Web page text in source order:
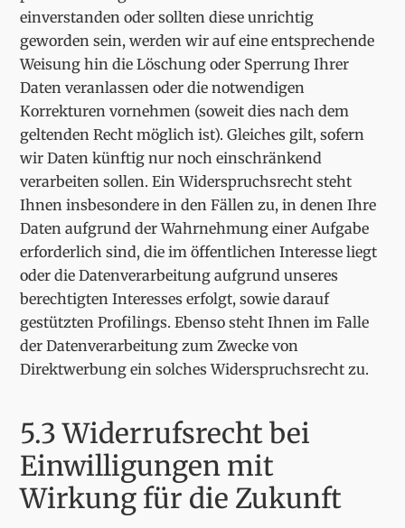
einverstanden oder sollten diese unrichtig
geworden sein, werden wir auf eine entsprechende
Weisung hin die Löschung oder Sperrung Ihrer
Daten veranlassen oder die notwendigen
Korrekturen vornehmen (soweit dies nach dem
geltenden Recht möglich ist). Gleiches gilt, sofern
wir Daten künftig nur noch einschränkend
verarbeiten sollen. Ein Widerspruchsrecht steht
Ihnen insbesondere in den Fällen zu, in denen Ihre
Daten aufgrund der Wahrnehmung einer Aufgabe
erforderlich sind, die im öffentlichen Interesse liegt
oder die Datenverarbeitung aufgrund unseres
berechtigten Interesses erfolgt, sowie darauf
gestützten Profilings. Ebenso steht Ihnen im Falle
der Datenverarbeitung zum Zwecke von
Direktwerbung ein solches Widerspruchsrecht zu.
5.3 Widerrufsrecht bei
Einwilligungen mit
Wirkung für die Zukunft